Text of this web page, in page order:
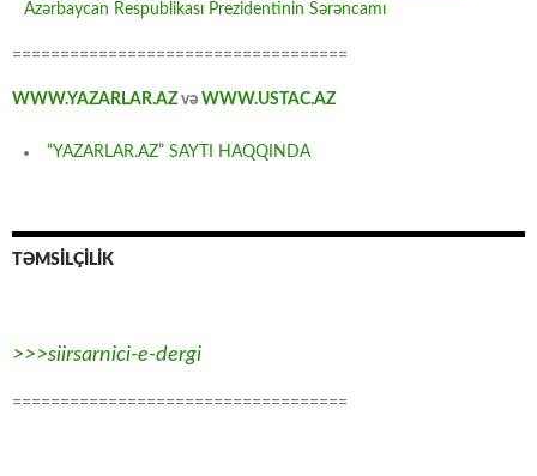
Azərbaycan Respublikası Prezidentinin Sərəncamı
===================================
WWW.YAZARLAR.AZ və WWW.USTAC.AZ
“YAZARLAR.AZ” SAYTI HAQQINDA
TƏMSİLÇİLİK
>>>siirsarnici-e-dergi
===================================